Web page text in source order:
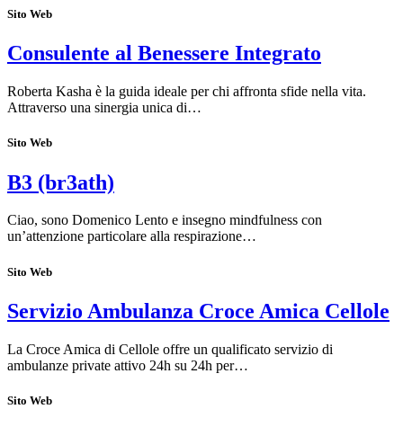
Sito Web
Consulente al Benessere Integrato
Roberta Kasha è la guida ideale per chi affronta sfide nella vita.
Attraverso una sinergia unica di…
Sito Web
B3 (br3ath)
Ciao, sono Domenico Lento e insegno mindfulness con
un’attenzione particolare alla respirazione…
Sito Web
Servizio Ambulanza Croce Amica Cellole
La Croce Amica di Cellole offre un qualificato servizio di
ambulanze private attivo 24h su 24h per…
Sito Web